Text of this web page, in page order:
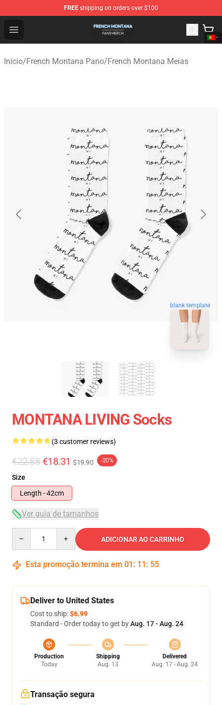
FREE shipping on orders over $100
Open menu
French Montana Shop - Official French Montana
Início/French Montana Pano/French Montana Meias
blank template
MONTANA LIVING Socks
(3 customer reviews)
€22.88 €18.31 $19.90 -20%
Size
Length - 42cm
Ver guia de tamanhos
ADICIONAR AO CARRINHO
Esta promoção termina em 01 : 11 : 54
Deliver to United States
Cost to ship:$6.99
Standard - Order today to get byAug. 17 - Aug. 24
Production
Today
Shipping
Aug. 13
Delivered
Aug. 17 - Aug. 24
Transação segura